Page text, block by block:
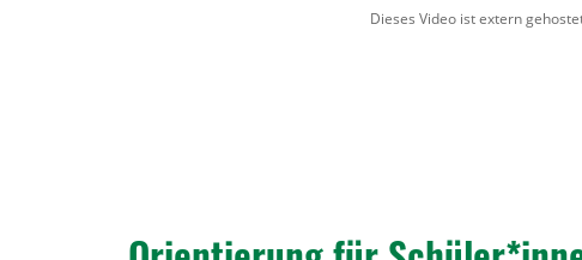
Dieses Video ist extern